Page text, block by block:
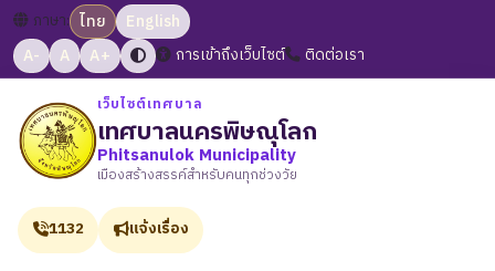
ภาษา: ไทย
English
A-
A A+ การเข้าถึงเว็บไซต์ ติดต่อเรา
เว็บไซต์เทศบาล
เทศบาลนครพิษณุโลก
Phitsanulok Municipality
เมืองสร้างสรรค์สำหรับคนทุกช่วงวัย
1132 แจ้งเรื่อง